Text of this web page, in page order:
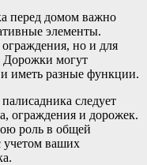
перед домом важно
элементы.
но и для
Дорожки могут
иметь разные функции.
следует
ограждения и дорожек.
роль в общей
учетом ваших